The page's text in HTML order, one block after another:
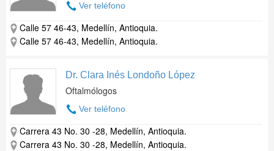
Ver teléfono
Calle 57 46-43, Medellín, Antioquia.
Calle 57 46-43, Medellín, Antioquia.
Dr. Clara Inés Londoño López
Oftalmólogos
Ver teléfono
Carrera 43 No. 30 -28, Medellín, Antioquia.
Carrera 43 No. 30 -28, Medellín, Antioquia.